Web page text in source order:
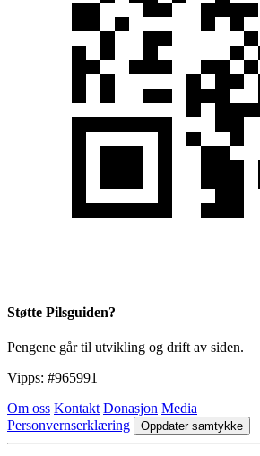
Støtte Pilsguiden?
Pengene går til utvikling og drift av siden.
Vipps: #965991
Om oss Kontakt Donasjon Media
Personvernserklæring
Oppdater samtykke